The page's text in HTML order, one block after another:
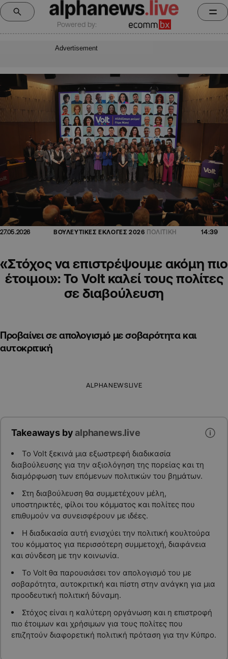
Powered by:
Advertisement
27.05.2026 ΒΟΥΛΕΥΤΙΚΕΣ ΕΚΛΟΓΕΣ 2026 ΠΟΛΙΤΙΚΗ 14:39
«Στόχος να επιστρέψουμε ακόμη πιο
έτοιμοι»: Το Volt καλεί τους πολίτες
σε διαβούλευση
Προβαίνει σε απολογισμό με σοβαρότητα και
αυτοκριτική
ALPHANEWSLIVE
Takeaways byalphanews.live
Το Volt ξεκινά μια εξωστρεφή διαδικασία
διαβούλευσης για την αξιολόγηση της πορείας και τη
διαμόρφωση των επόμενων πολιτικών του βημάτων.
Στη διαβούλευση θα συμμετέχουν μέλη,
υποστηρικτές, φίλοι του κόμματος και πολίτες που
επιθυμούν να συνεισφέρουν με ιδέες.
Η διαδικασία αυτή ενισχύει την πολιτική κουλτούρα
του κόμματος για περισσότερη συμμετοχή, διαφάνεια
και σύνδεση με την κοινωνία.
Το Volt θα παρουσιάσει τον απολογισμό του με
σοβαρότητα, αυτοκριτική και πίστη στην ανάγκη για μια
προοδευτική πολιτική δύναμη.
Στόχος είναι η καλύτερη οργάνωση και η επιστροφή
πιο έτοιμων και χρήσιμων για τους πολίτες που
επιζητούν διαφορετική πολιτική πρόταση για την Κύπρο.